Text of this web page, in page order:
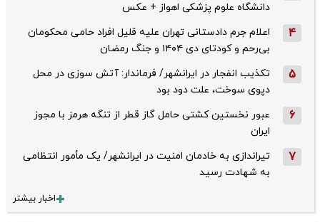
دانشگاه علوم پزشکی اهواز + عکس
4
اعلام جرم دادستانی تهران علیه قلیل افراد حامی محکومان
بی‌رحم و کودتای دی‌ ۱۴۰۴ و جنگ رمضان
5
تکذیب ‌انفجار در ایرانشهر/ فرماندار: آتش سوزی در محل
دپوی سوخت، علت دود بود
6
عبور نخستین کشتی حامل گاز قطر از تنگه هرمز با مجوز
ایران
7
تیراندازی به خادمان امنیت در ایرانشهر/ یک مأمور انتظامی
به شهادت رسید
اخبار بیشتر